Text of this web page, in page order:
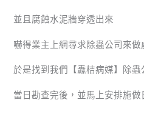
並且腐蝕水泥牆穿透出來
嚇得業主上網尋求除蟲公司來做
於是找到我們【纛桔病媒】除蟲
當日勘查完後，並馬上安排施做